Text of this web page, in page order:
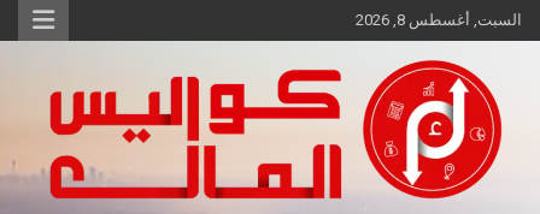
Skip
to
السبت, أغسطس 8, 2026